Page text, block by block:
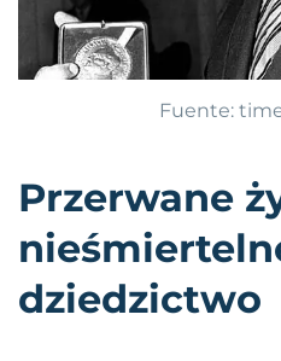
Fuente:
Przerwane
dziedzictwo